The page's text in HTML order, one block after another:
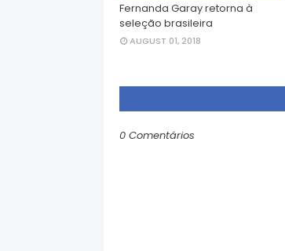
Fernanda Garay retorna à
seleção brasileira
AUGUST 01, 2018
0 Comentários